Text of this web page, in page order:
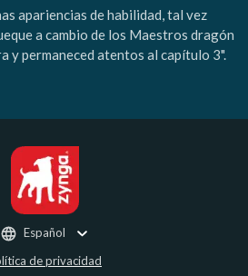
apariencias de habilidad, tal vez
a cambio de los Maestros dragón
y permaneced atentos al capítulo 3".
de privacidad
Español